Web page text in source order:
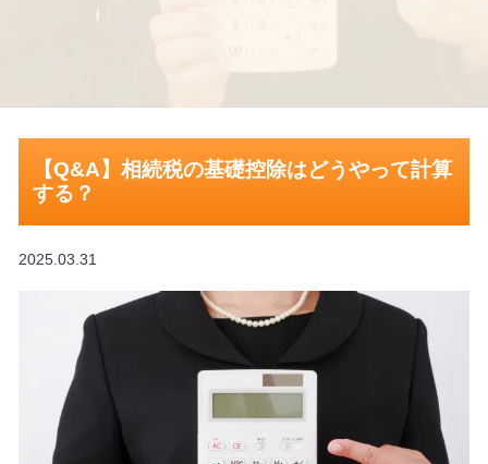
【Q&A】相続税の基礎控除はどうやって計算
する？
2025.03.31